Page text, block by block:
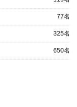
77名
325名
650名